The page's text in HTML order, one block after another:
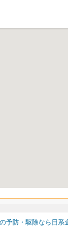
予防・駆除なら日